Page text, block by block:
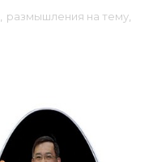
размышления на тему